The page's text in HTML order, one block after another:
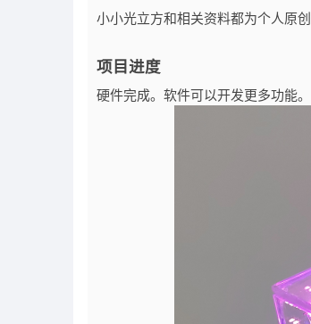
小小光立方和相关资料都为个人原创
项目进度
硬件完成。软件可以开发更多功能。